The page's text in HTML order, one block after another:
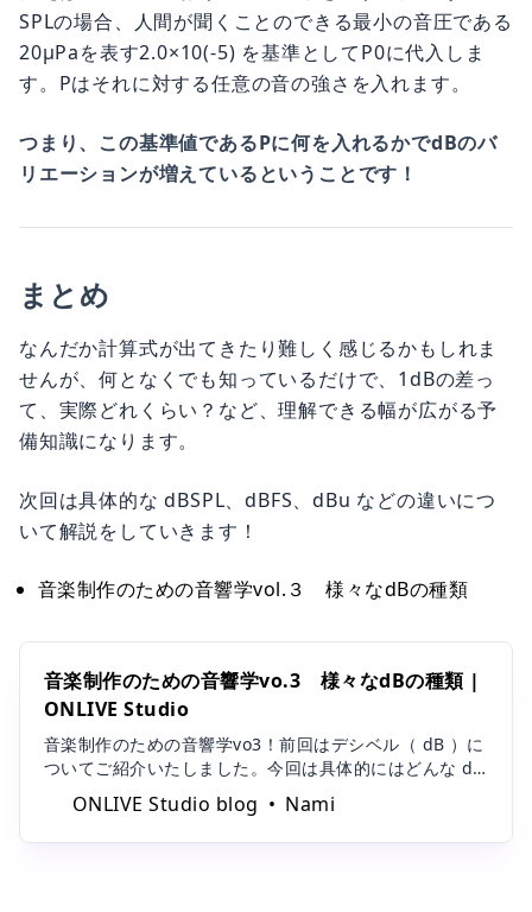
SPLの場合、人間が聞くことのできる最小の音圧である
20μPaを表す2.0×10(-5) を基準としてP0に代入しま
す。Pはそれに対する任意の音の強さを入れます。
つまり、この基準値であるPに何を入れるかでdBのバ
リエーションが増えているということです！
まとめ
なんだか計算式が出てきたり難しく感じるかもしれま
せんが、何となくでも知っているだけで、1dBの差っ
て、実際どれくらい？など、理解できる幅が広がる予
備知識になります。
次回は具体的な dBSPL、dBFS、dBu などの違いにつ
いて解説をしていきます！
音楽制作のための音響学vol.３ 様々なdBの種類
音楽制作のための音響学vo.3 様々なdBの種類 |
ONLIVE Studio
音楽制作のための音響学vo3！前回はデシベル（ dB ）に
ついてご紹介いたしました。今回は具体的にはどんな dB
があるのか、音楽制作においてよく使用されるものをご
紹介したいと思います。
ONLIVE Studio blog Nami